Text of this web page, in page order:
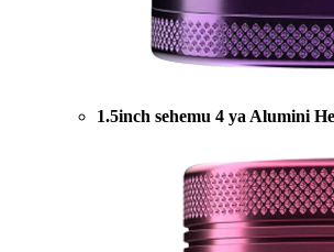
1.5inch sehemu 4 ya Alumini